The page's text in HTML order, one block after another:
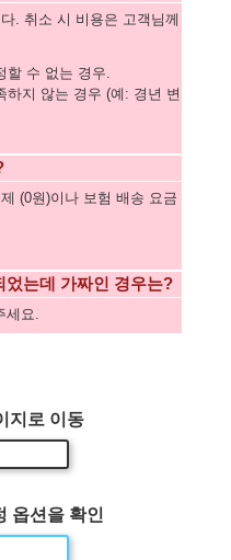
. 취소 시 비용은 고객님께
할 수 없는 경우.
하지 않는 경우 (예: 경년 변
(0원)이나 보험 배송 요금
었는데 가짜인 경우는?
요.
지로 이동
옵션을 확인